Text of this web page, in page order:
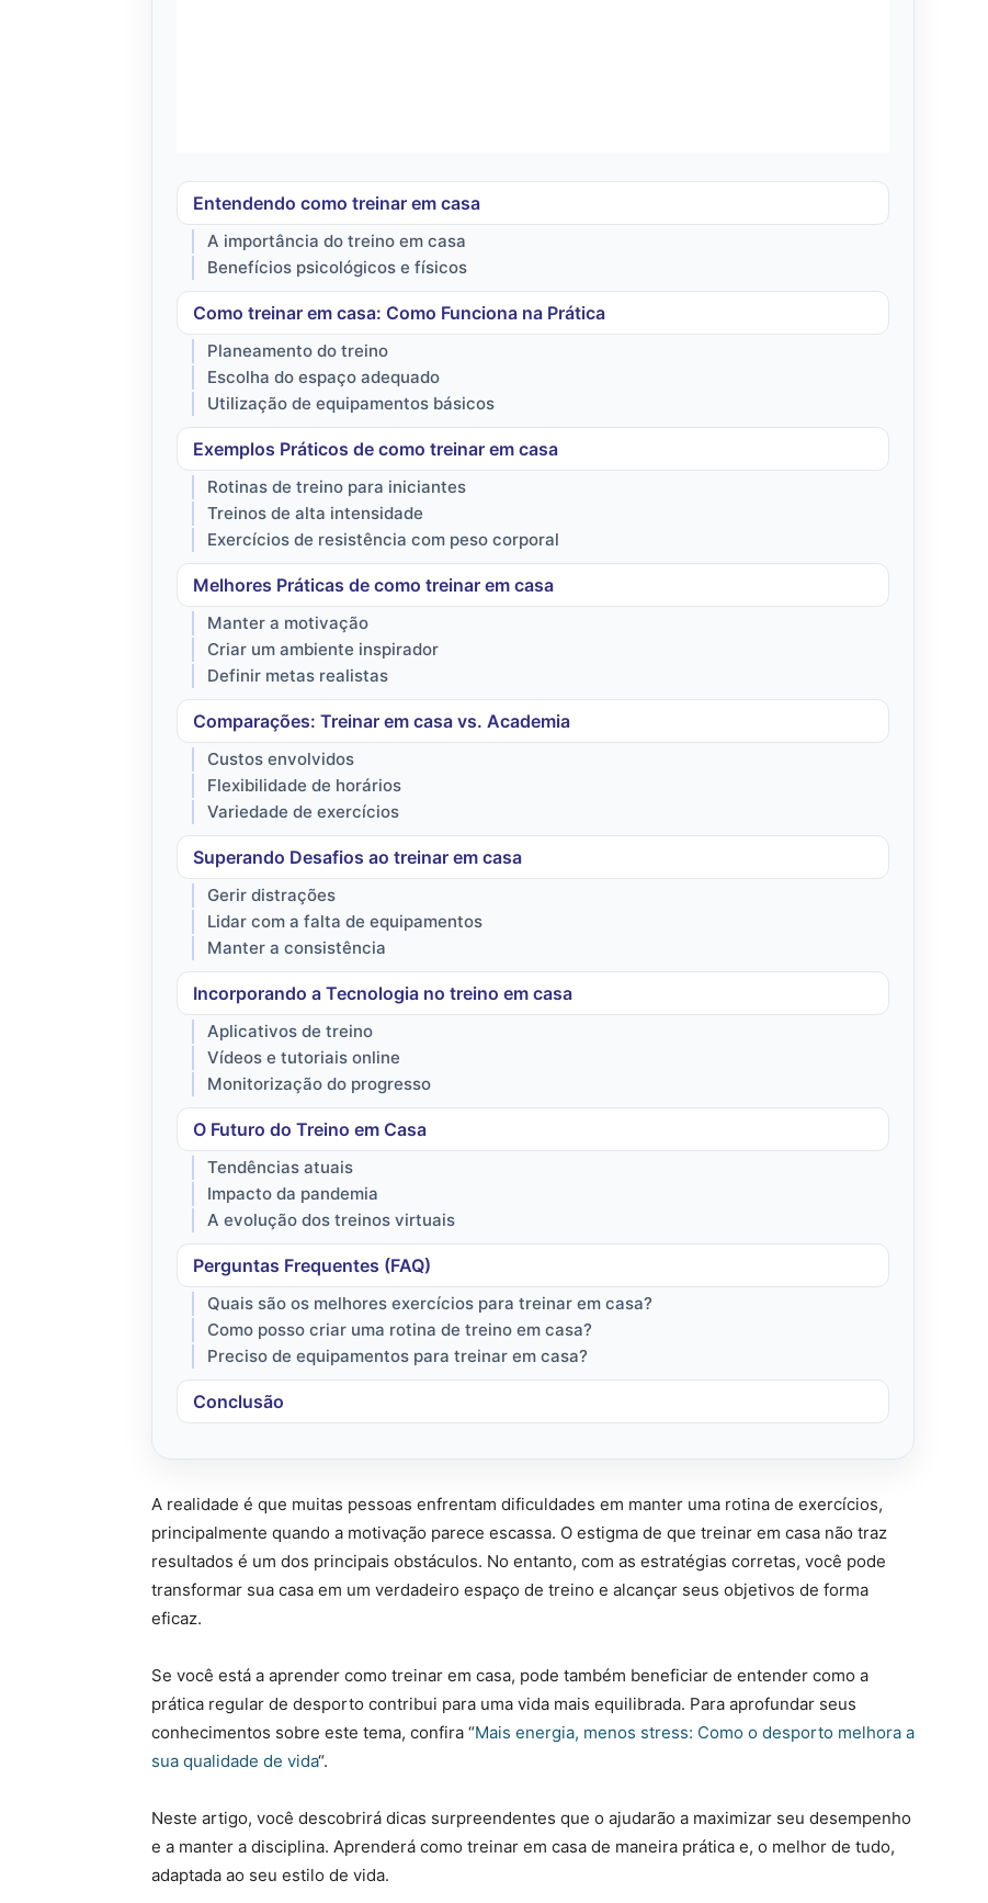
Entendendo como treinar em casa
A importância do treino em casa
Benefícios psicológicos e físicos
Como treinar em casa: Como Funciona na Prática
Planeamento do treino
Escolha do espaço adequado
Utilização de equipamentos básicos
Exemplos Práticos de como treinar em casa
Rotinas de treino para iniciantes
Treinos de alta intensidade
Exercícios de resistência com peso corporal
Melhores Práticas de como treinar em casa
Manter a motivação
Criar um ambiente inspirador
Definir metas realistas
Comparações: Treinar em casa vs. Academia
Custos envolvidos
Flexibilidade de horários
Variedade de exercícios
Superando Desafios ao treinar em casa
Gerir distrações
Lidar com a falta de equipamentos
Manter a consistência
Incorporando a Tecnologia no treino em casa
Aplicativos de treino
Vídeos e tutoriais online
Monitorização do progresso
O Futuro do Treino em Casa
Tendências atuais
Impacto da pandemia
A evolução dos treinos virtuais
Perguntas Frequentes (FAQ)
Quais são os melhores exercícios para treinar em casa?
Como posso criar uma rotina de treino em casa?
Preciso de equipamentos para treinar em casa?
Conclusão
A realidade é que muitas pessoas enfrentam dificuldades em manter uma rotina de exercícios,
principalmente quando a motivação parece escassa. O estigma de que treinar em casa não traz
resultados é um dos principais obstáculos. No entanto, com as estratégias corretas, você pode
transformar sua casa em um verdadeiro espaço de treino e alcançar seus objetivos de forma
eficaz.
Se você está a aprender como treinar em casa, pode também beneficiar de entender como a
prática regular de desporto contribui para uma vida mais equilibrada. Para aprofundar seus
conhecimentos sobre este tema, confira “Mais energia, menos stress: Como o desporto melhora a
sua qualidade de vida“.
Neste artigo, você descobrirá dicas surpreendentes que o ajudarão a maximizar seu desempenho
e a manter a disciplina. Aprenderá como treinar em casa de maneira prática e, o melhor de tudo,
adaptada ao seu estilo de vida.